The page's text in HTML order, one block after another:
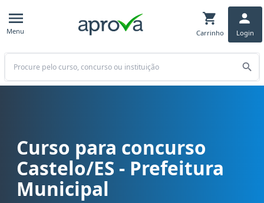
Menu Carrinho Login
Buscar
Curso para concurso Castelo/ES - Prefeitura Municipal cargo
Curso para concurso
Castelo/ES - Prefeitura
Municipal